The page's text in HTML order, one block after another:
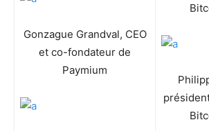
Gonzague Grandval, CEO
et co-fondateur de
Paymium